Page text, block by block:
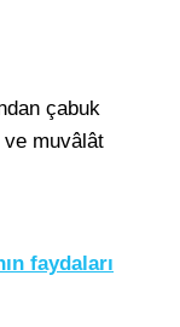
çabuk
ve muvâlât
faydaları